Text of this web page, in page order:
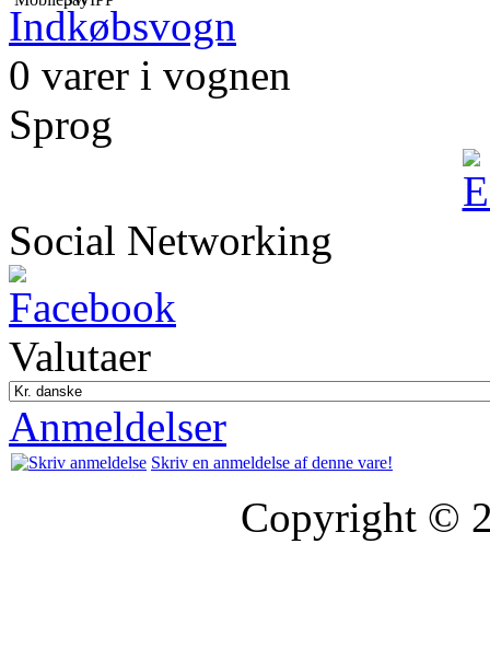
Indkøbsvogn
0 varer i vognen
Sprog
Social Networking
Valutaer
Anmeldelser
Skriv en anmeldelse af denne vare!
Copyright ©